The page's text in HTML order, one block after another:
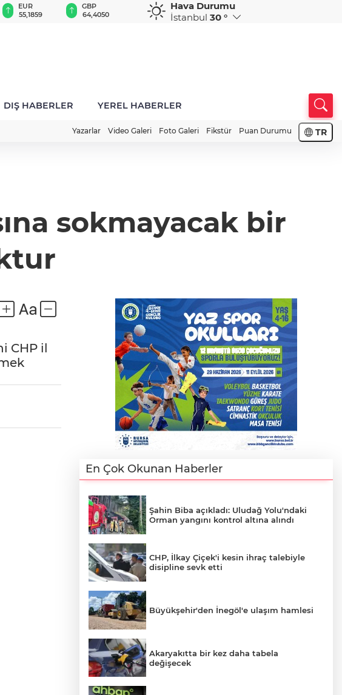
EUR
55,1859
GBP
64,4050
CHF
59,0573
CAD
34,1960
Hava Durumu
İstanbul 30 °
DIŞ HABERLER YEREL HABERLER
Yazarlar Video Galeri Foto Galeri Fikstür Puan Durumu TR
sokmayacak bir
CHP il
En Çok Okunan Haberler
Şahin Biba açıkladı: Uludağ Yolu'ndaki
Orman yangını kontrol altına alındı
CHP, İlkay Çiçek'i kesin ihraç talebiyle
disipline sevk etti
Büyükşehir'den İnegöl'e ulaşım hamlesi
Akaryakıtta bir kez daha tabela
değişecek